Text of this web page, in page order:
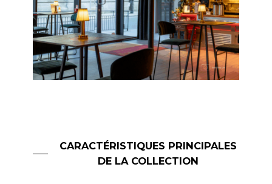
CARACTÉRISTIQUES PRINCIPALES
DE LA COLLECTION